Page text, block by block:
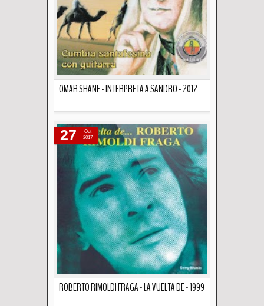
OMAR SHANE - INTERPRETA A SANDRO - 2012
ROBERTO RIMOLDI FRAGA - LA VUELTA DE - 1999
27
Oct
2017